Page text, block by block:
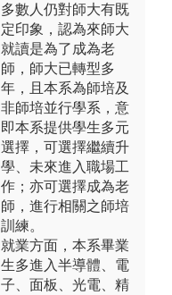
多數人仍對師大有既
定印象，認為來師大
就讀是為了成為老
師，師大已轉型多
年，且本系為師培及
非師培並行學系，意
即本系提供學生多元
選擇，可選擇繼續升
學、未來進入職場工
作；亦可選擇成為老
師，進行相關之師培
訓練。
就業方面，本系畢業
生多進入半導體、電
子、面板、光電、精